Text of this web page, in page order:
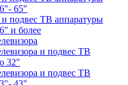
65"
подвес ТВ аппаратуры
и более
и подвес ТВ
32"
и подвес ТВ